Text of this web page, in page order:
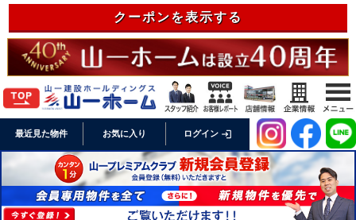
クーポンを表示する
最近見た物件 お気に入り ログイン login